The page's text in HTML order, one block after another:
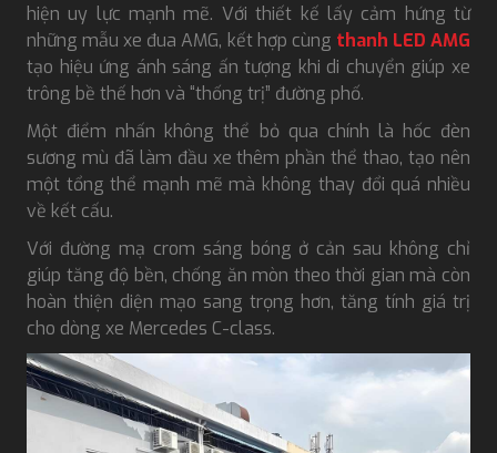
hiện uy lực mạnh mẽ. Với thiết kế lấy cảm hứng từ
những mẫu xe đua AMG, kết hợp cùng thanh LED AMG
tạo hiệu ứng ánh sáng ấn tượng khi di chuyển giúp xe
trông bề thế hơn và “thống trị” đường phố.
Một điểm nhấn không thể bỏ qua chính là hốc đèn
sương mù đã làm đầu xe thêm phần thể thao, tạo nên
một tổng thể mạnh mẽ mà không thay đổi quá nhiều
về kết cấu.
Với đường mạ crom sáng bóng ở cản sau không chỉ
giúp tăng độ bền, chống ăn mòn theo thời gian mà còn
hoàn thiện diện mạo sang trọng hơn, tăng tính giá trị
cho dòng xe Mercedes C-class.